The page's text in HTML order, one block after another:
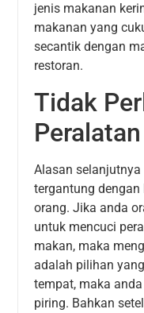
jenis makanan
makanan yang
secantik dengan
restoran.
Tidak
Alasan
tergantung
orang. Jika anda
untuk mencuci
makan, maka
adalah pilihan
tempat, maka
piring. Bahkan